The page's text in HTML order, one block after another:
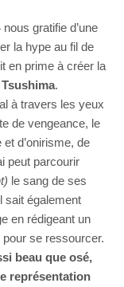
gratifie d’une
la hype au fil de
en prime à créer la
.
à travers les yeux
de vengeance, le
d’onirisme, de
peut parcourir
le sang de ses
sait également
en rédigeant un
pour se ressourcer.
beau que osé,
représentation